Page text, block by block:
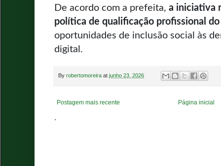
De acordo com a prefeita, a iniciativa
política de qualificação profissional
oportunidades de inclusão social às
digital.
By robertomoreira at junho 23, 2026
Postagem mais recente Página inicial
.